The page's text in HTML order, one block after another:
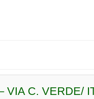
VIA C. VERDE/